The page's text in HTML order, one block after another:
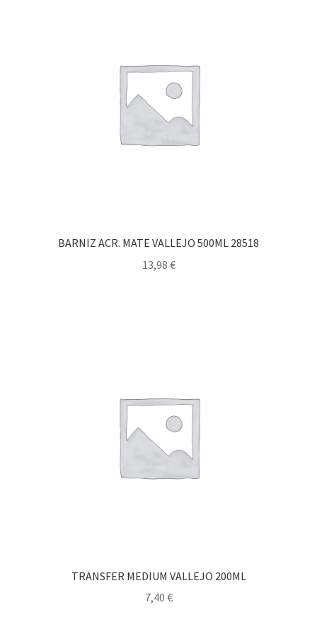
BARNIZ ACR. MATE VALLEJO 500ML 28518
13,98 €
TRANSFER MEDIUM VALLEJO 200ML
7,40 €